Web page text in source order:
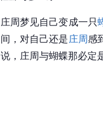
庄周梦见自己变成一只
间，对自己还是庄周感
说，庄周与蝴蝶那必定